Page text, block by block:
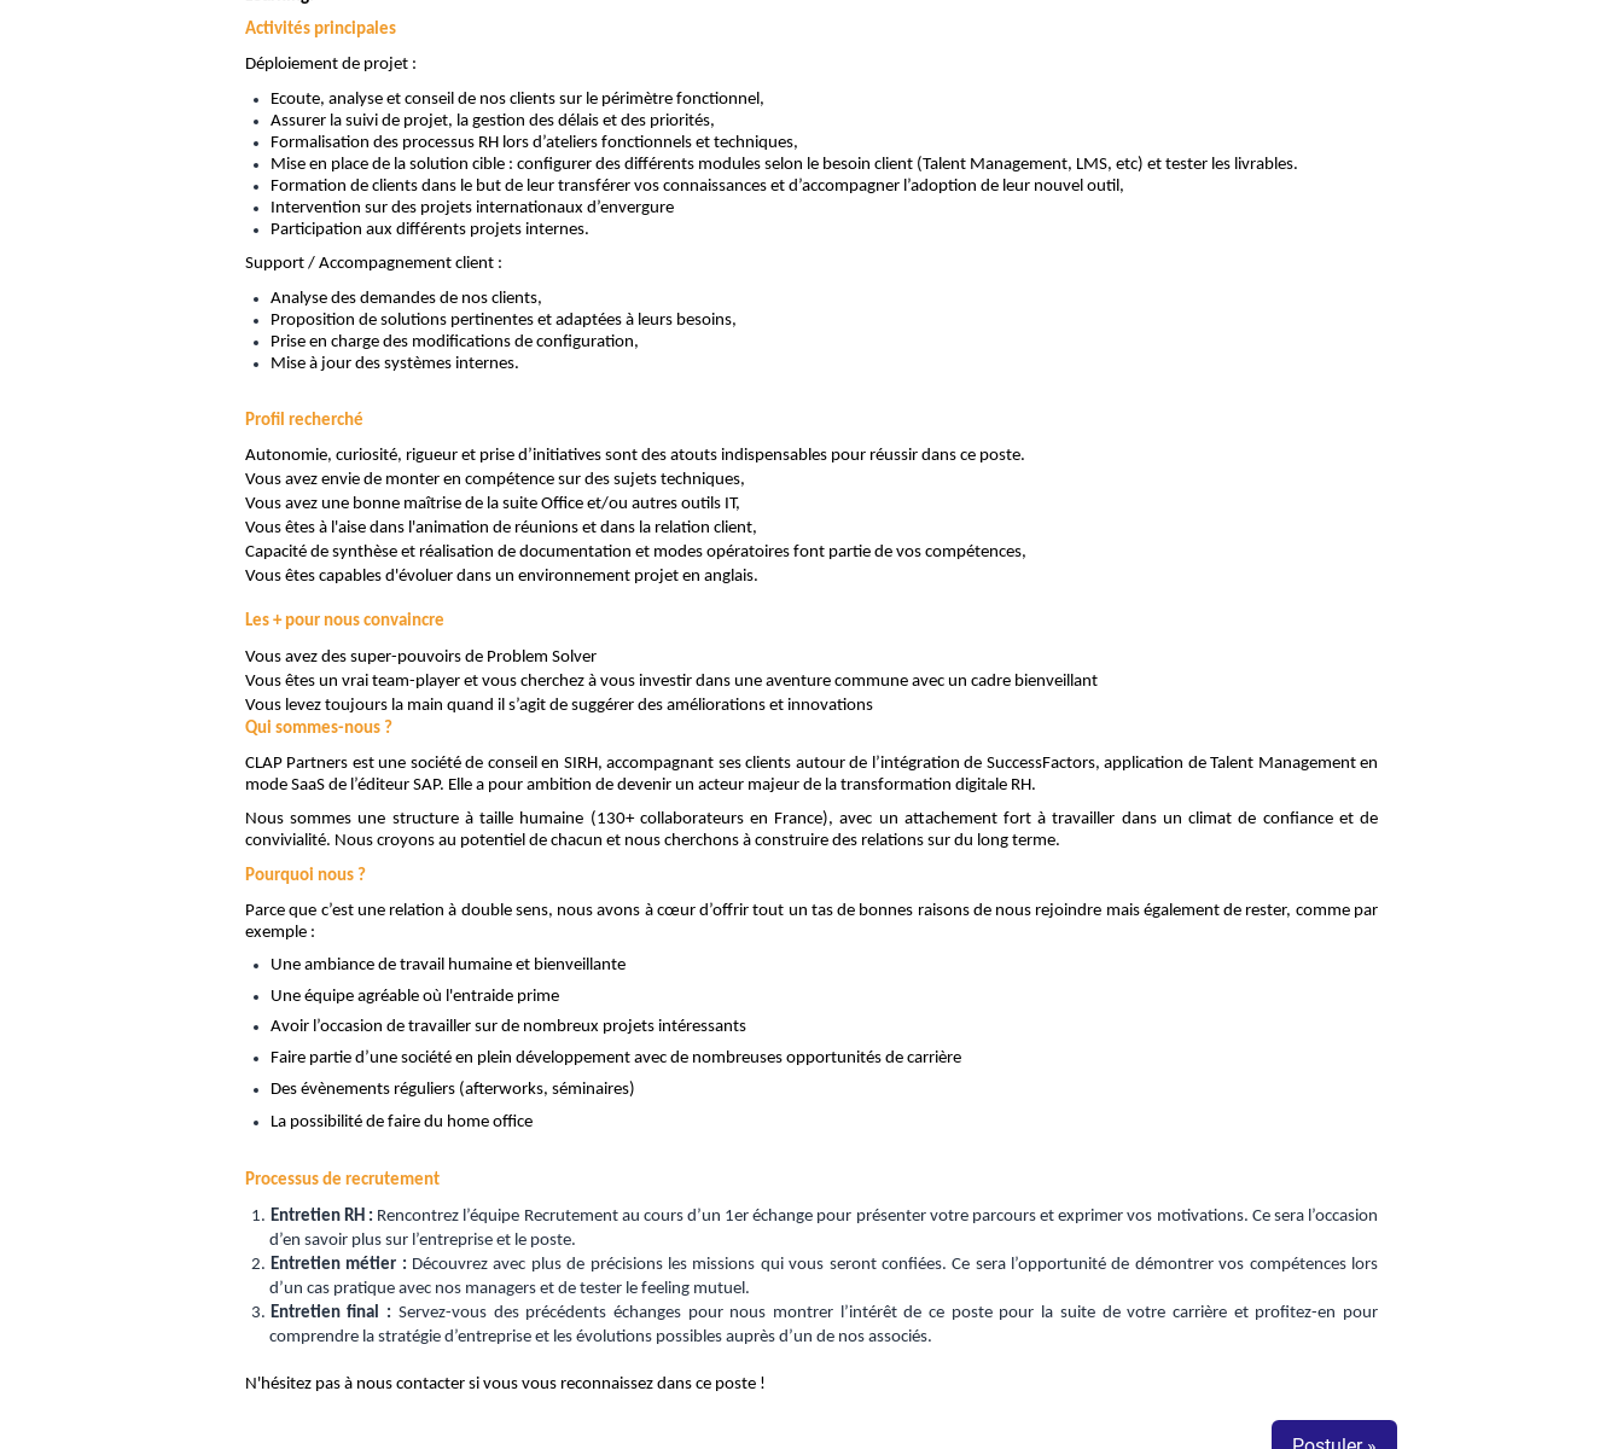
Activités principales
Déploiement de projet :
Ecoute, analyse et conseil de nos clients sur le périmètre fonctionnel,
Assurer la suivi de projet, la gestion des délais et des priorités,
Formalisation des processus RH lors d’ateliers fonctionnels et techniques,
Mise en place de la solution cible : configurer des différents modules selon le besoin client (Talent Management, LMS, etc) et tester les livrables.
Formation de clients dans le but de leur transférer vos connaissances et d’accompagner l’adoption de leur nouvel outil,
Intervention sur des projets internationaux d’envergure
Participation aux différents projets internes.
Support / Accompagnement client :
Analyse des demandes de nos clients,
Proposition de solutions pertinentes et adaptées à leurs besoins,
Prise en charge des modifications de configuration,
Mise à jour des systèmes internes.
Profil recherché
Autonomie, curiosité, rigueur et prise d’initiatives sont des atouts indispensables pour réussir dans ce poste.
Vous avez envie de monter en compétence sur des sujets techniques,
Vous avez une bonne maîtrise de la suite Office et/ou autres outils IT,
Vous êtes à l'aise dans l'animation de réunions et dans la relation client,
Capacité de synthèse et réalisation de documentation et modes opératoires font partie de vos compétences,
Vous êtes capables d'évoluer dans un environnement projet en anglais.
Les + pour nous convaincre
Vous avez des super-pouvoirs de Problem Solver
Vous êtes un vrai team-player et vous cherchez à vous investir dans une aventure commune avec un cadre bienveillant
Vous levez toujours la main quand il s’agit de suggérer des améliorations et innovations
Qui sommes-nous ?
CLAP Partners est une société de conseil en SIRH, accompagnant ses clients autour de l’intégration de SuccessFactors, application de Talent Management en
mode SaaS de l’éditeur SAP. Elle a pour ambition de devenir un acteur majeur de la transformation digitale RH.
Nous sommes une structure à taille humaine (130+ collaborateurs en France), avec un attachement fort à travailler dans un climat de confiance et de
convivialité. Nous croyons au potentiel de chacun et nous cherchons à construire des relations sur du long terme.
Pourquoi nous ?
Parce que c’est une relation à double sens, nous avons à cœur d’offrir tout un tas de bonnes raisons de nous rejoindre mais également de rester, comme par
exemple :
Une ambiance de travail humaine et bienveillante
Une équipe agréable où l'entraide prime
Avoir l’occasion de travailler sur de nombreux projets intéressants
Faire partie d’une société en plein développement avec de nombreuses opportunités de carrière
Des évènements réguliers (afterworks, séminaires)
La possibilité de faire du home office
Processus de recrutement
Entretien RH : Rencontrez l’équipe Recrutement au cours d’un 1er échange pour présenter votre parcours et exprimer vos motivations. Ce sera l’occasion
d’en savoir plus sur l’entreprise et le poste.
Entretien métier : Découvrez avec plus de précisions les missions qui vous seront confiées. Ce sera l’opportunité de démontrer vos compétences lors
d’un cas pratique avec nos managers et de tester le feeling mutuel.
Entretien final : Servez-vous des précédents échanges pour nous montrer l’intérêt de ce poste pour la suite de votre carrière et profitez-en pour
comprendre la stratégie d’entreprise et les évolutions possibles auprès d’un de nos associés.
N'hésitez pas à nous contacter si vous vous reconnaissez dans ce poste !